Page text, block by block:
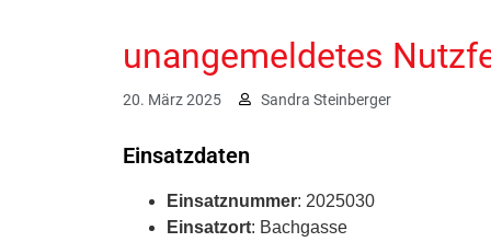
unangemeldetes
20. März 2025 Sandra Steinberger
Einsatzdaten
Einsatznummer: 2025030
Einsatzort: Bachgasse